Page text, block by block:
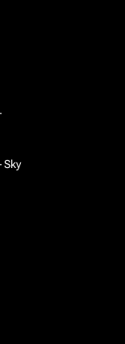
Sky